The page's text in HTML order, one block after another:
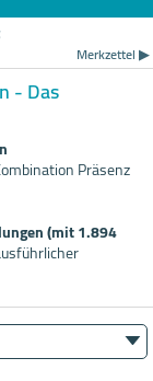
Merkzettel ▶
- Das
Präsenz
(mit 1.894